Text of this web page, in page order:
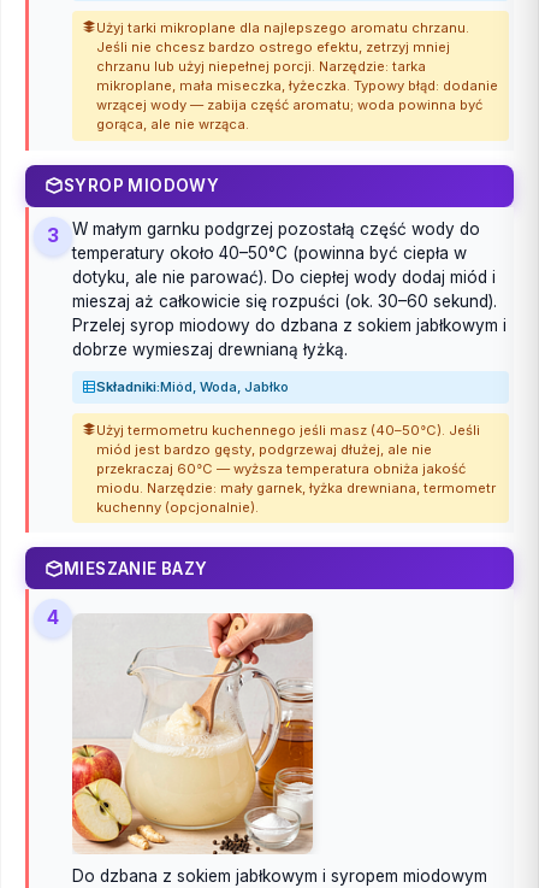
Użyj tarki mikroplane dla najlepszego aromatu chrzanu.
Jeśli nie chcesz bardzo ostrego efektu, zetrzyj mniej
chrzanu lub użyj niepełnej porcji. Narzędzie: tarka
mikroplane, mała miseczka, łyżeczka. Typowy błąd: dodanie
wrzącej wody — zabija część aromatu; woda powinna być
gorąca, ale nie wrząca.
SYROP MIODOWY
3
W małym garnku podgrzej pozostałą część wody do
temperatury około 40–50°C (powinna być ciepła w
dotyku, ale nie parować). Do ciepłej wody dodaj miód i
mieszaj aż całkowicie się rozpuści (ok. 30–60 sekund).
Przelej syrop miodowy do dzbana z sokiem jabłkowym i
dobrze wymieszaj drewnianą łyżką.
Składniki:Miód, Woda, Jabłko
Użyj termometru kuchennego jeśli masz (40–50°C). Jeśli
miód jest bardzo gęsty, podgrzewaj dłużej, ale nie
przekraczaj 60°C — wyższa temperatura obniża jakość
miodu. Narzędzie: mały garnek, łyżka drewniana, termometr
kuchenny (opcjonalnie).
MIESZANIE BAZY
4
Do dzbana z sokiem jabłkowym i syropem miodowym